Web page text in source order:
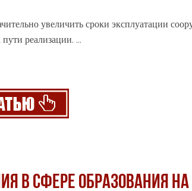
увеличить сроки эксплуатации
пути реализации. ...
В СФЕРЕ ОБРАЗОВАНИЯ НА